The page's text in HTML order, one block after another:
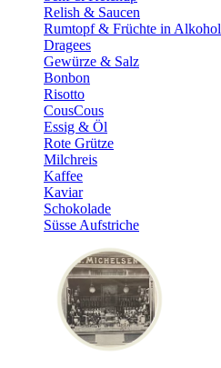
Relish & Saucen
Rumtopf & Früchte in Alkohol
Dragees
Gewürze & Salz
Bonbon
Risotto
CousCous
Essig & Öl
Rote Grütze
Milchreis
Kaffee
Kaviar
Schokolade
Süsse Aufstriche